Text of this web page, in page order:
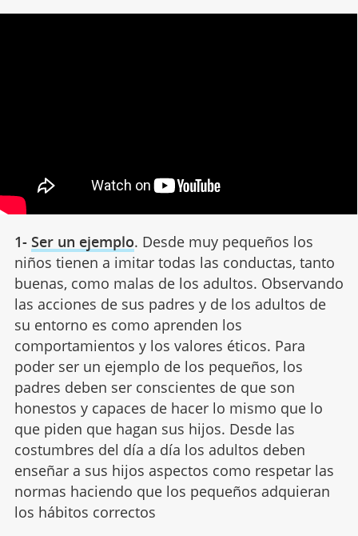
1- Ser un ejemplo. Desde muy pequeños los
niños tienen a imitar todas las conductas, tanto
buenas, como malas de los adultos. Observando
las acciones de sus padres y de los adultos de
su entorno es como aprenden los
comportamientos y los valores éticos. Para
poder ser un ejemplo de los pequeños, los
padres deben ser conscientes de que son
honestos y capaces de hacer lo mismo que lo
que piden que hagan sus hijos. Desde las
costumbres del día a día los adultos deben
enseñar a sus hijos aspectos como respetar las
normas haciendo que los pequeños adquieran
los hábitos correctos